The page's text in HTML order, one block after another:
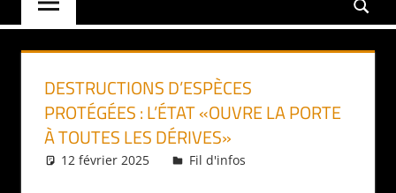
DESTRUCTIONS D’ESPÈCES
PROTÉGÉES : L’ÉTAT «OUVRE LA PORTE
À TOUTES LES DÉRIVES»
12 février 2025 Daniel
Fil d'infos